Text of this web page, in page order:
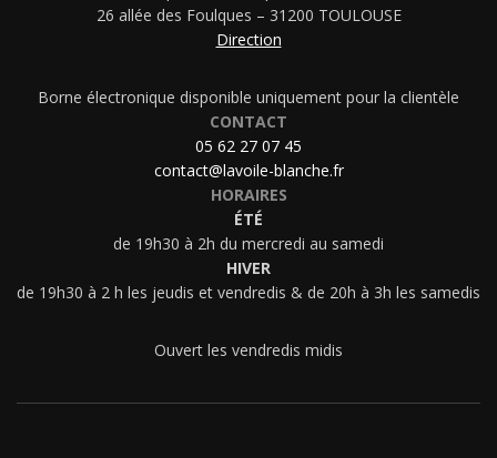
26 allée des Foulques – 31200 TOULOUSE
Direction
Borne électronique disponible uniquement pour la clientèle
CONTACT
05 62 27 07 45
contact@lavoile-blanche.fr
HORAIRES
ÉTÉ
de 19h30 à 2h du mercredi au samedi
HIVER
de 19h30 à 2 h les jeudis et vendredis & de 20h à 3h les samedis
Ouvert les vendredis midis